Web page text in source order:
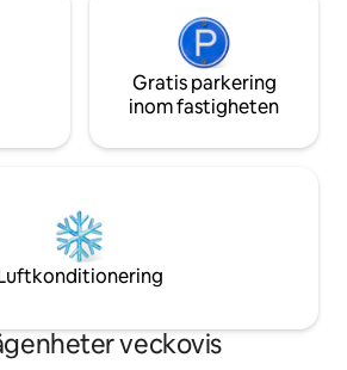
sovrummen (en
badrummet
Sviten
elegant vardagsrum
dubbla
en fin soffa och
kan placeras efter
elegant vit
tillgång till det helt
som omger
de gamla
att ge maximal
kommer för
en historisk
maximal
dem som reser
bullerskyddande
integritet). Alla utrymmen i lägenheten
ligger inom gångavstånd.
Conti är det
Gratis parkering
inom fastigheten
veckovis